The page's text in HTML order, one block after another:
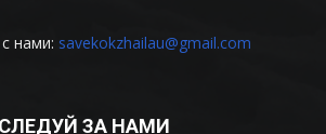
нами: savekokzhailau@gmail.com
СЛЕДУЙ ЗА НАМИ